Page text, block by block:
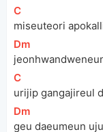
[
C
miseuteori
[Dm
[
C
urijip gangajireul
[Dm
geu daeumeun